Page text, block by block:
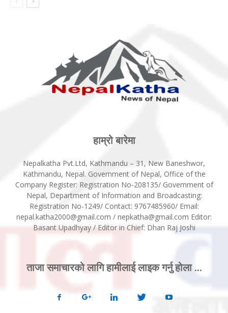
हाम्रो बारेमा
Nepalkatha Pvt.Ltd, Kathmandu – 31, New Baneshwor,
Kathmandu, Nepal. Government of Nepal, Office of the
Company Register: Registration No-208135/ Government of
Nepal, Department of Information and Broadcasting:
Registration No-1249/ Contact: 9767485960/ Email:
nepal.katha2000@gmail.com / nepkatha@gmail.com Editor:
Basant Upadhyay / Editor in Chief: Dhan Raj Joshi
ताजा समाचारको लागि हामीलाई लाइक गर्नु होला ...